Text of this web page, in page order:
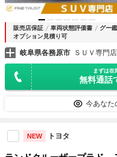
販売店保証 車両状態評価書 グー
オプション見積り可
岐阜県各務原市 ＳＵＶ専門
まずは在
無料通話
今あなた
NEW トヨタ